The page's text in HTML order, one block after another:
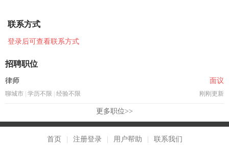
联系方式
登录后可查看联系方式
招聘职位
律师 面议
聊城市 学历不限 经验不限 刚刚更新
更多职位>>
首页 注册登录 用户帮助 联系我们